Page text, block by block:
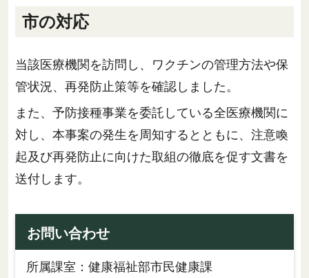
市の対応
当該医療機関を訪問し、ワクチンの管理方法や保
管状況、再発防止策等を確認しました。
また、予防接種事業を委託している全医療機関に
対し、本事案の発生を周知するとともに、注意喚
起及び再発防止に向けた取組の徹底を促す文書を
送付します。
お問い合わせ
所属課室：健康福祉部市民健康課